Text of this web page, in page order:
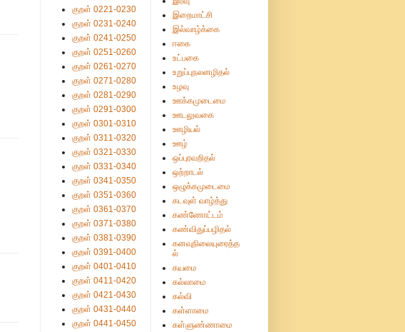
குறள் 0221-0230
குறள் 0231-0240
குறள் 0241-0250
குறள் 0251-0260
குறள் 0261-0270
குறள் 0271-0280
குறள் 0281-0290
குறள் 0291-0300
குறள் 0301-0310
குறள் 0311-0320
குறள் 0321-0330
குறள் 0331-0340
குறள் 0341-0350
குறள் 0351-0360
குறள் 0361-0370
குறள் 0371-0380
குறள் 0381-0390
குறள் 0391-0400
குறள் 0401-0410
குறள் 0411-0420
குறள் 0421-0430
குறள் 0431-0440
குறள் 0441-0450
இறைமாட்சி
இல்வாழ்க்கை
ஈகை
உட்பகை
உறுப்புநலனழிதல்
உழவு
ஊக்கமுடைமை
ஊடலுவகை
ஊழியல்
ஊழ்
ஒப்புரவறிதல்
ஒற்றாடல்
ஒழுக்கமுடைமை
கடவுள் வாழ்த்து
கண்ணோட்டம்
கண்விதுப்பழிதல்
கனவுநிலையுரைத்த
ல்
கயமை
கல்லாமை
கல்வி
கள்ளாமை
கள்ளுண்ணாமை